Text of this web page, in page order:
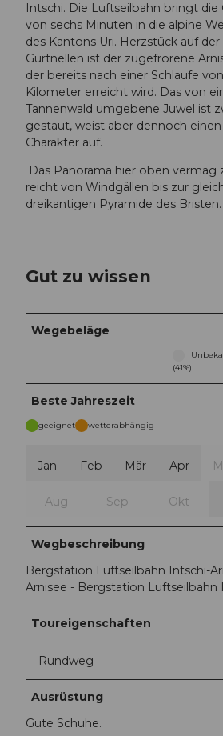
Intschi. Die Luftseilbahn bringt die
von sechs Minuten in die alpine
des Kantons Uri. Herzstück auf
Gurtnellen ist der zugefrorene
der bereits nach einer Schlaufe
Kilometer erreicht wird. Das von
Tannenwald umgebene Juwel ist
gestaut, weist aber dennoch
Charakter auf.
Das Panorama hier oben vermag
reicht von Windgällen bis zur
dreikantigen Pyramide des Bristen.
Gut zu wissen
Wegebeläge
(41%)
Beste Jahreszeit
geeignet wetterabhängig
Jan Feb Mär Apr
Aug Sep Okt
Wegbeschreibung
Bergstation Luftseilbahn Intschi-
Arnisee - Bergstation Luftseilbahn
Toureigenschaften
Rundweg
Ausrüstung
Gute Schuhe.